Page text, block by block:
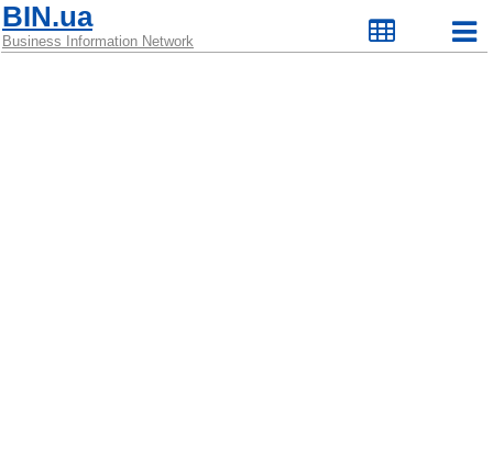
BIN.ua
Business Information Network